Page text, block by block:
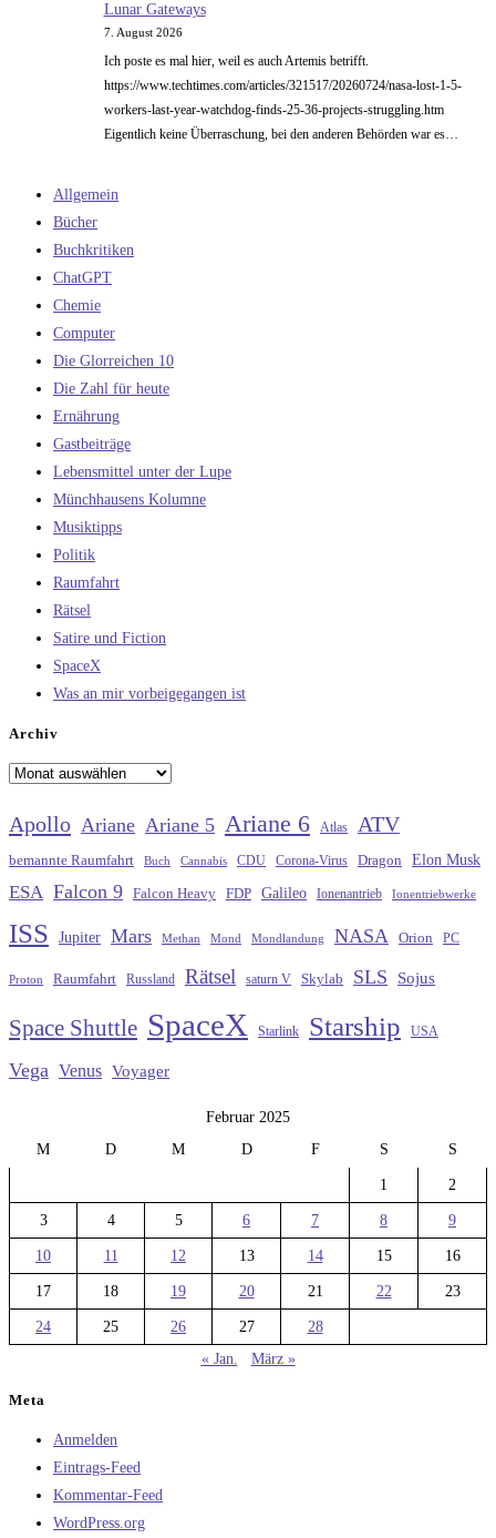
Lunar Gateways
7. August 2026
Ich poste es mal hier, weil es auch Artemis betrifft.
https://www.techtimes.com/articles/321517/20260724/nasa-lost-1-5-
workers-last-year-watchdog-finds-25-36-projects-struggling.htm
Eigentlich keine Überraschung, bei den anderen Behörden war es…
Allgemein
Bücher
Buchkritiken
ChatGPT
Chemie
Computer
Die Glorreichen 10
Die Zahl für heute
Ernährung
Gastbeiträge
Lebensmittel unter der Lupe
Münchhausens Kolumne
Musiktipps
Politik
Raumfahrt
Rätsel
Satire und Fiction
SpaceX
Was an mir vorbeigegangen ist
Archiv
Archiv
Apollo Ariane Ariane 5 Ariane 6 Atlas ATV
bemannte Raumfahrt Buch Cannabis CDU Corona-Virus Dragon Elon Musk
ESA Falcon 9 Falcon Heavy FDP Galileo Ionenantrieb Ionentriebwerke
ISS Jupiter Mars Methan Mond Mondlandung NASA Orion PC
Proton Raumfahrt Russland Rätsel saturn V Skylab SLS Sojus
Space Shuttle SpaceX Starlink Starship USA
Vega Venus Voyager
Februar 2025
M
D M D F S S
1 2
3 4 5 6 7 8 9
10 11 12 13 14 15 16
17 18 19 20 21 22 23
24 25 26 27
28
« Jan.
März »
Meta
Anmelden
Eintrags-Feed
Kommentar-Feed
WordPress.org